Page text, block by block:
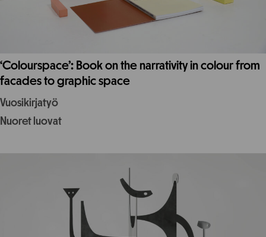
‘Colourspace’: Book on the narrativity in colour from
facades to graphic space
Vuosikirjatyö
Nuoret luovat